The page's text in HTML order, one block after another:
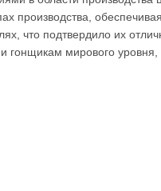
производства,
что подтвердило их
мирового